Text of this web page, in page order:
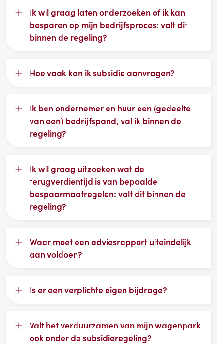
Ik wil graag laten onderzoeken of ik kan
besparen op mijn bedrijfsproces: valt dit
binnen de regeling?
Hoe vaak kan ik subsidie aanvragen?
Ik ben ondernemer en huur een (gedeelte
van een) bedrijfspand, val ik binnen de
regeling?
Ik wil graag uitzoeken wat de
terugverdientijd is van bepaalde
bespaarmaatregelen: valt dit binnen de
regeling?
Waar moet een adviesrapport uiteindelijk
aan voldoen?
Is er een verplichte eigen bijdrage?
Valt het verduurzamen van mijn wagenpark
ook onder de subsidieregeling?